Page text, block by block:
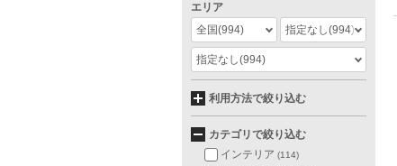
エリア
全国(994) 指定なし(994)
指定なし(994)
利用方法で絞り込む
カテゴリで絞り込む
インテリア (114)